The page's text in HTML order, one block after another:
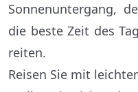
Sonnenuntergang,
die beste Zeit des
reiten.
Reisen Sie mit